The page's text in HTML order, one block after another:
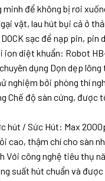
để không bị rơi
vật, lau hút bụi cả ở
sạc để nạp pin,
ion diệt khuẩn: Robot
dụng Dọn dẹp
nghiệm bởi phòng thí
Chế độ sàn cứng, được
hút / Sức Hút: Max
cao, thậm chí cho sàn
Với công nghệ tiêu thụ
suất hút chuẩn và